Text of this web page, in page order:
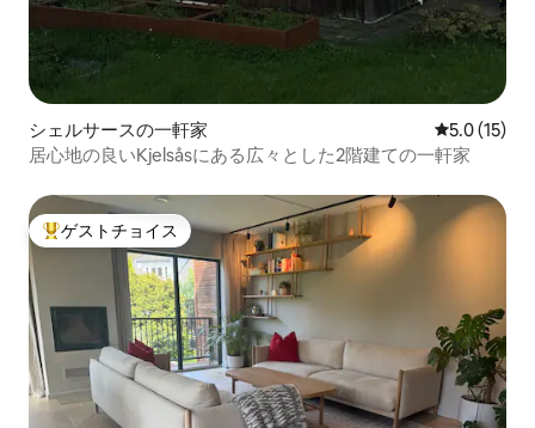
シェルサースの一軒家 レビュー15
5.0 (15)
居心地の良いKjelsåsにある広々とした2階建ての一軒家
大好評のゲストチョイスです。
ゲストチョイス